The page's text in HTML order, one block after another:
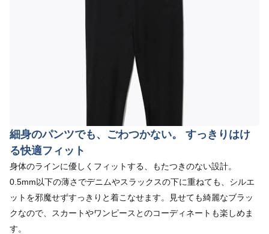
細身のパンツでも、ごわつかない。 すっきりはけ
る快適フィット
身体のラインに優しくフィットする、もたつきのない設計。
0.5mm以下の薄さでデニムやスラックスの下に重ねても、シルエ
ットを邪魔せずすっきりと着こなせます。見せても綺麗なブラッ
クなので、スカートやワンピースとのコーディネートも楽しめま
す。